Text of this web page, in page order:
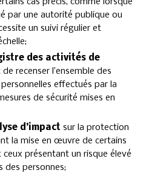
par une autorité publique ou
un suivi régulier et
des activités de
recenser l’ensemble des
effectués par la
de sécurité mises en
d’impact sur la protection
la mise en œuvre de certains
présentant un risque élevé
des personnes;